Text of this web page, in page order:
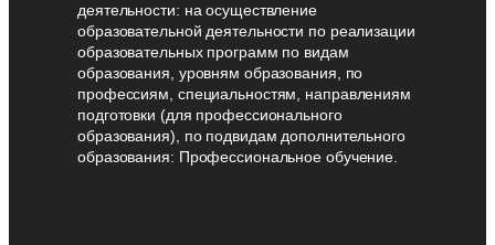
деятельности: на осуществление
образовательной деятельности по реализации
образовательных программ по видам
образования, уровням образования, по
профессиям, специальностям, направлениям
подготовки (для профессионального
образования), по подвидам дополнительного
образования: Профессиональное обучение.